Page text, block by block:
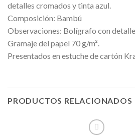
detalles cromados y tinta azul.
Composición: Bambú
Observaciones: Bolígrafo con
Gramaje del papel 70 g/m².
Presentados en estuche de cartón
PRODUCTOS RELACIONADOS